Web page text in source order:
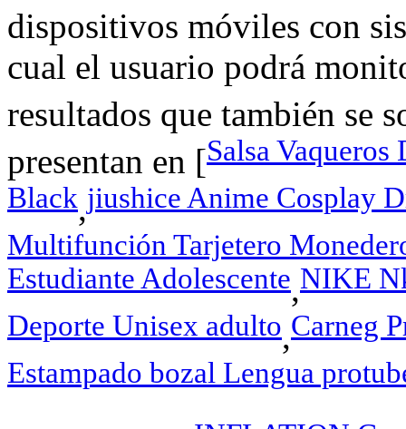
dispositivos móviles con
cual el usuario podrá
resultados que también se
presentan en [Salsa
Black,jiushice Anime Cosplay
Multifunción Tarjetero
Estudiante Adolescente,NIKE
Deporte Unisex adulto,Carneg
Estampado bozal Lengua